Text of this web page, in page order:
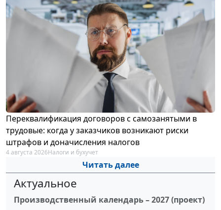
Переквалификация договоров с самозанятыми в
трудовые: когда у заказчиков возникают риски
штрафов и доначисления налогов
4 августа 2026Налоги и бухучет
Читать далее
Актуальное
Производственный календарь – 2027 (проект)